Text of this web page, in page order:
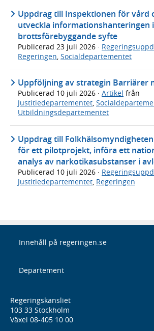
Uppdrag till Inspektionen för vård
utveckla informationshanteringen i
brottsförebyggande syfte
Publicerad 23 juli 2026 ·
Regeringen Socialdepartementet
Uppföljning av strategin Barriärer
Publicerad 10 juli 2026 · Artikel från
Justitiedepartementet,
Utbildningsdepartementet
Uppdrag till
för ett pilotprojekt, införa ett
analys av narkotikasubstanser i
Publicerad 10 juli 2026 ·
Justitiedepartementet, Regeringen
Innehåll på regeringen.se
Departement
Regeringskansliet
103 33 Stockholm
Växel 08-405 10 00